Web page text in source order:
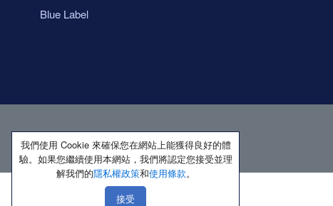
Blue Label
著作權所有 保留一切權利
我們使用 Cookie 來確保您在網站上能獲得良好的體
驗。如果您繼續使用本網站，我們將認定您接受並理
解我們的隱私權政策和使用條款。
接受